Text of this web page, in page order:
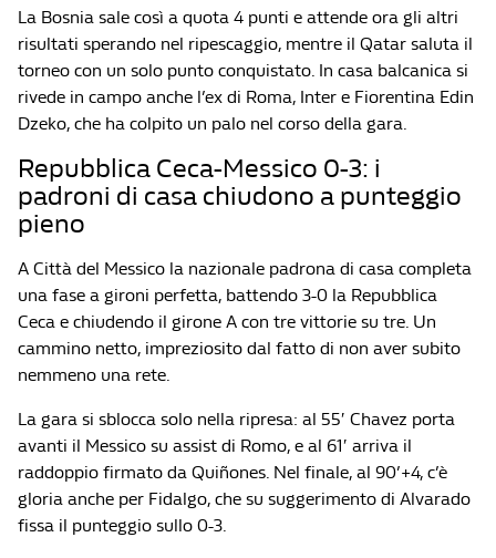
La Bosnia sale così a quota 4 punti e attende ora gli altri
risultati sperando nel ripescaggio, mentre il Qatar saluta il
torneo con un solo punto conquistato. In casa balcanica si
rivede in campo anche l’ex di Roma, Inter e Fiorentina Edin
Dzeko, che ha colpito un palo nel corso della gara.
Repubblica Ceca-Messico 0-3: i
padroni di casa chiudono a punteggio
pieno
A Città del Messico la nazionale padrona di casa completa
una fase a gironi perfetta, battendo 3-0 la Repubblica
Ceca e chiudendo il girone A con tre vittorie su tre. Un
cammino netto, impreziosito dal fatto di non aver subito
nemmeno una rete.
La gara si sblocca solo nella ripresa: al 55′ Chavez porta
avanti il Messico su assist di Romo, e al 61′ arriva il
raddoppio firmato da Quiñones. Nel finale, al 90’+4, c’è
gloria anche per Fidalgo, che su suggerimento di Alvarado
fissa il punteggio sullo 0-3.